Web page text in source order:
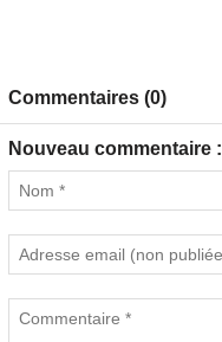
Commentaires (0)
Nouveau commentaire :